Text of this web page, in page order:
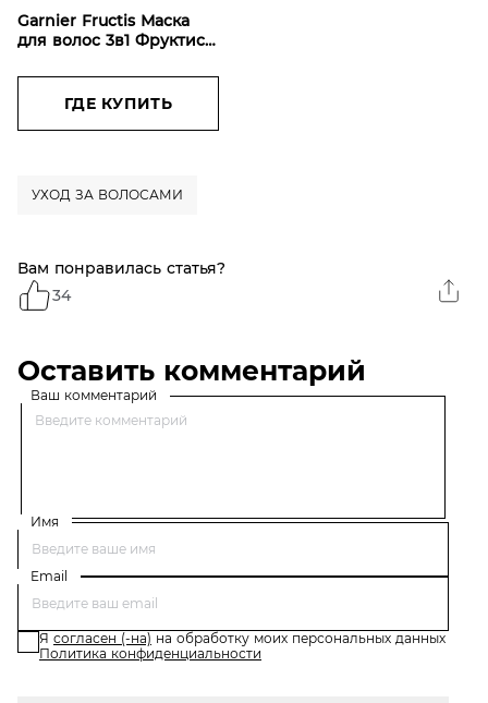
Garnier Fructis Маска
для волос 3в1 Фруктис,
волос, нуждающихся в
увлажнении и
мягкости, 390 мл, без
ГДЕ КУПИТЬ
УХОД ЗА ВОЛОСАМИ
Вам понравилась статья?
34
Оставить комментарий
Ваш комментарий
Имя
Email
Я согласен (-на) на обработку моих персональных данных
Политика конфиденциальности